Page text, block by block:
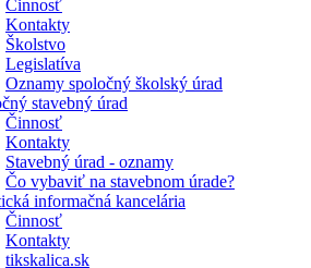
Činnosť
Kontakty
Školstvo
Legislatíva
Oznamy spoločný školský úrad
stavebný úrad
Činnosť
Kontakty
Stavebný úrad - oznamy
Čo vybaviť na stavebnom úrade?
informačná kancelária
Činnosť
Kontakty
tikskalica.sk